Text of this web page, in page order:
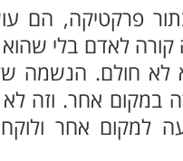
פרקטיקה, הם
לאדם בלי שהוא
חולם. הנשמה
במקום אחר. וזה
למקום אחר